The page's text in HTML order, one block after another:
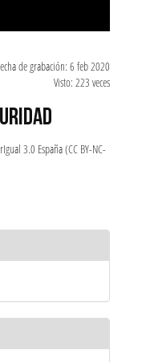
de grabación: 6 feb 2020
Visto: 223 veces
3.0 España (CC BY-NC-